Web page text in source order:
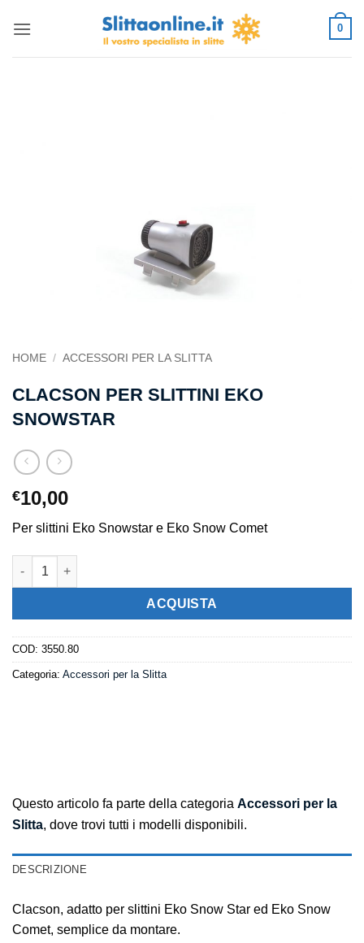
0
HOME / ACCESSORI PER LA SLITTA
CLACSON PER SLITTINI EKO
SNOWSTAR
€10,00
Per slittini Eko Snowstar e Eko Snow Comet
Clacson per Slittini Eko Snowstar quantità
ACQUISTA
COD: 3550.80
Categoria: Accessori per la Slitta
Questo articolo fa parte della categoria Accessori per la
Slitta, dove trovi tutti i modelli disponibili.
DESCRIZIONE
Clacson, adatto per slittini Eko Snow Star ed Eko Snow
Comet, semplice da montare.